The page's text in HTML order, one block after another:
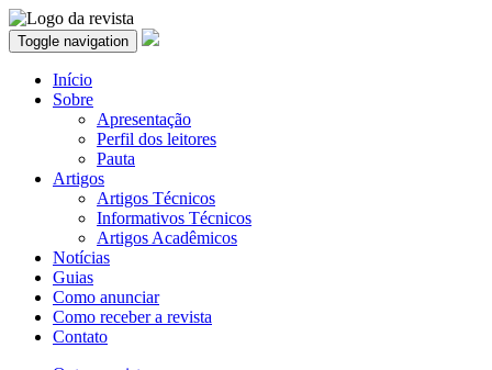
Toggle navigation
Início
Sobre
Apresentação
Perfil dos leitores
Pauta
Artigos
Artigos Técnicos
Informativos Técnicos
Artigos Acadêmicos
Notícias
Guias
Como anunciar
Como receber a revista
Contato